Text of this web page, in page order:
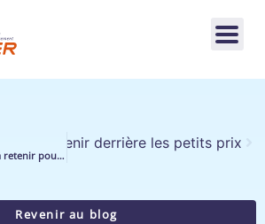
5 innovations retail à retenir pour améliorer vos opérations au quotidien en magasin
à retenir derrière les petits prix
Revenir au blog